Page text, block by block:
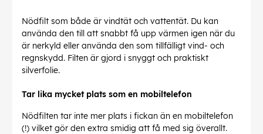
Nödfilt som både är vindtät och vattentät. Du kan
använda den till att snabbt få upp värmen igen när du
är nerkyld eller använda den som tillfälligt vind- och
regnskydd. Filten är gjord i snyggt och praktiskt
silverfolie.
Tar lika mycket plats som en mobiltelefon
Nödfilten tar inte mer plats i fickan än en mobiltelefon
(!) vilket gör den extra smidig att få med sig överallt.